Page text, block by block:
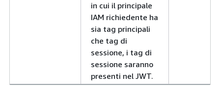
in cui il principale
IAM richiedente ha
sia tag principali
che tag di
sessione, i tag di
sessione saranno
presenti nel JWT.